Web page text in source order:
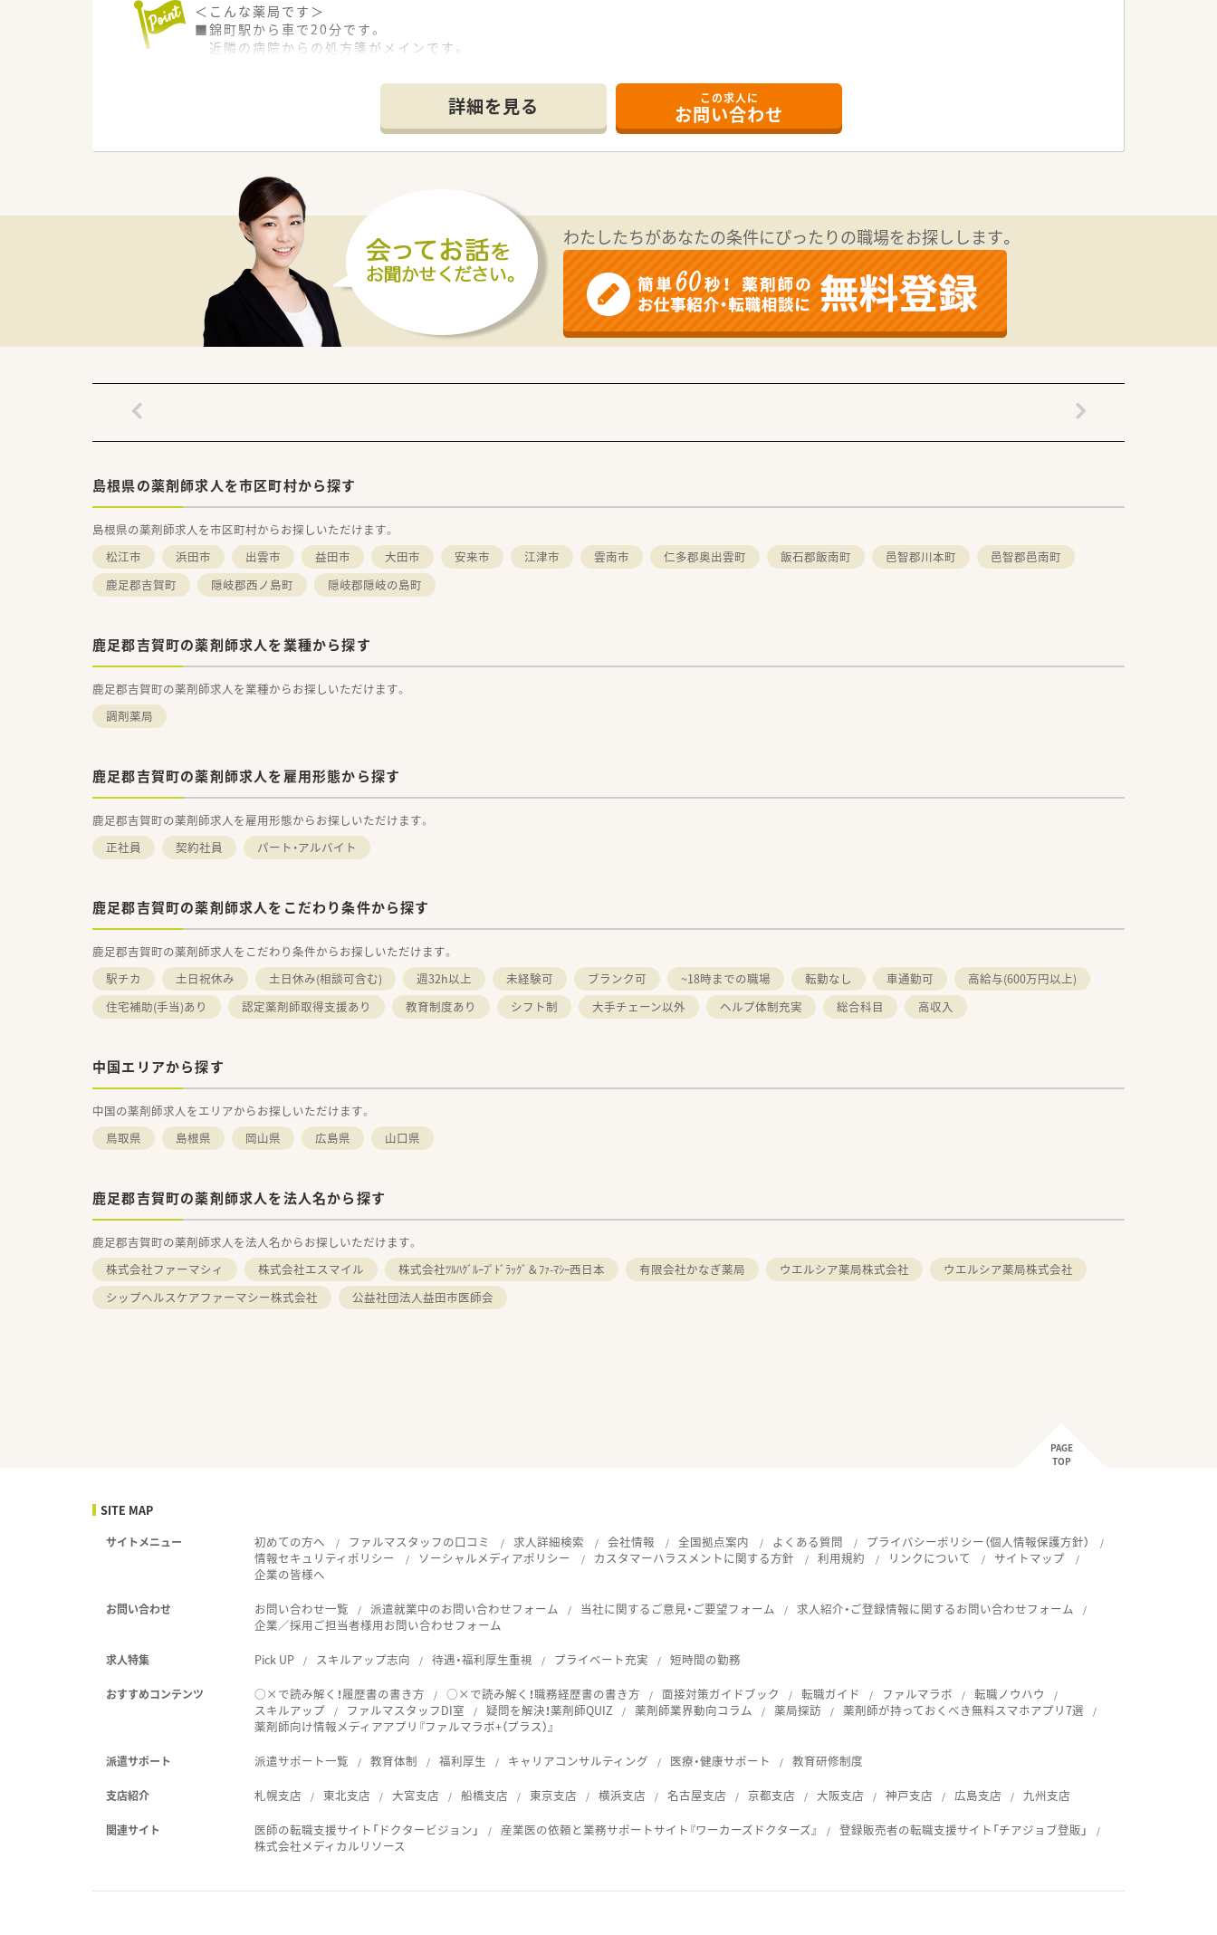
＜こんな薬局です＞
■錦町駅から車で20分です。
近隣の病院からの処方箋がメインです。
それぞれの距離が少し空いておりますので、
患者様のプライバシーもしっかり守れます。
■待合スペースには白いソファーもあり
清潔感がある綺麗な店舗です。
■血圧計も設置しておりますので、
患者様がセルフチェックできる店舗です。
■調剤室は整理整頓されており、
スムーズかつ丁寧に作業出来る様心掛けています。
■カセット式全自動分包機もございます。
＜業務内容＞
■六日市病院からのの処方箋を応需しているため、
幅広い科目の処方箋に対応頂きます。
■処方箋枚数は91枚/日程度です。
薬剤師は常時3名体制です。
■遠方の方は社宅制度の利用についても相談可能です。
■1982年の創業以来、人々が笑顔になれる薬局を
目指して地域の医療貢献に取り組み、
中国エリアに116店舗の薬局を展開する法人です。
■全ての患者様が同等かつ上質な医療を受けることができるよう、
患者さんに寄り添って服薬指導を行う
「かかりつけ薬局」になること。その上で健康に関する
相談窓口として地域の皆様の主体的な健康の維持・増進を
積極的に支援する「健康サポート薬局」を目指し、
推進・健康拠点として情報の発信や
健康イベント開催などの取り組みを行っています。
介護サービス事業を展開するサンキ・ウエルビィ（株）との連携、
そして中国地方最大級の店舗網を生かし、
地域の皆さまが安心して暮らせる街づくりを支援します。
＜こんな方にもオススメ＞
■期間を区切って働きたい方
■土日休みの働き方でメリハリをつけて働きたい方
■病院門前で経験を積みたい方
などなど・・・
気になる方はお気軽にお問い合わせください！
詳細を見る この求人に
お問い合わせ
わたしたちがあなたの条件にぴったりの職場をお探しします。
島根県の薬剤師求人を市区町村から探す
島根県の薬剤師求人を市区町村からお探しいただけます。
松江市
浜田市 出雲市 益田市 大田市 安来市 江津市 雲南市 仁多郡奥出雲町 飯石郡飯南町 邑智郡川本町
邑智郡邑南町
鹿足郡吉賀町
隠岐郡西ノ島町 隠岐郡隠岐の島町
鹿足郡吉賀町の薬剤師求人を業種から探す
鹿足郡吉賀町の薬剤師求人を業種からお探しいただけます。
調剤薬局
鹿足郡吉賀町の薬剤師求人を雇用形態から探す
鹿足郡吉賀町の薬剤師求人を雇用形態からお探しいただけます。
正社員
契約社員 パート・アルバイト
鹿足郡吉賀町の薬剤師求人をこだわり条件から探す
鹿足郡吉賀町の薬剤師求人をこだわり条件からお探しいただけます。
駅チカ
土日祝休み 土日休み(相談可含む) 週32h以上 未経験可 ブランク可 ~18時までの職場 転勤なし 車通勤可
高給与(600万円以上)
住宅補助(手当)あり
認定薬剤師取得支援あり 教育制度あり シフト制 大手チェーン以外 ヘルプ体制充実 総合科目 高収入
中国エリアから探す
中国の薬剤師求人をエリアからお探しいただけます。
鳥取県
島根県 岡山県 広島県 山口県
鹿足郡吉賀町の薬剤師求人を法人名から探す
鹿足郡吉賀町の薬剤師求人を法人名からお探しいただけます。
株式会社ファーマシィ
株式会社エスマイル 株式会社ﾂﾙﾊｸﾞﾙｰﾌﾟﾄﾞﾗｯｸﾞ＆ﾌｧ-ﾏｼｰ西日本 有限会社かなぎ薬局 ウエルシア薬局株式会社
ウエルシア薬局株式会社
シップヘルスケアファーマシー株式会社
公益社団法人益田市医師会
PAGE
TOP
SITE MAP
サイトメニュー 初めての方へ ファルマスタッフの口コミ 求人詳細検索 会社情報 全国拠点案内 よくある質問
プライバシーポリシー（個人情報保護方針）
情報セキュリティポリシー
ソーシャルメディアポリシー カスタマーハラスメントに関する方針 利用規約 リンクについて
サイトマップ
企業の皆様へ
お問い合わせ お問い合わせ一覧 派遣就業中のお問い合わせフォーム 当社に関するご意見・ご要望フォーム
求人紹介・ご登録情報に関するお問い合わせフォーム
企業／採用ご担当者様用お問い合わせフォーム
求人特集 Pick UP スキルアップ志向 待遇・福利厚生重視 プライベート充実 短時間の勤務
おすすめコンテンツ ○×で読み解く！履歴書の書き方 ○×で読み解く！職務経歴書の書き方 面接対策ガイドブック 転職ガイド ファルマラボ
転職ノウハウ
スキルアップ
ファルマスタッフDI室 疑問を解決！薬剤師QUIZ 薬剤師業界動向コラム 薬局探訪
薬剤師が持っておくべき無料スマホアプリ7選
薬剤師向け情報メディアアプリ『ファルマラボ+（プラス）』
派遣サポート 派遣サポート一覧 教育体制 福利厚生 キャリアコンサルティング 医療・健康サポート 教育研修制度
支店紹介 札幌支店 東北支店 大宮支店 船橋支店 東京支店 横浜支店 名古屋支店 京都支店 大阪支店 神戸支店 広島支店 九州支店
関連サイト 医師の転職支援サイト「ドクタービジョン」 産業医の依頼と業務サポートサイト『ワーカーズドクターズ』
登録販売者の転職支援サイト「チアジョブ登販」
株式会社メディカルリソース